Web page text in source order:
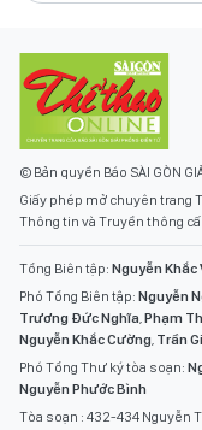
© Bản quyền Báo SÀI GÒN
Giấy phép mở chuyên trang
Thông tin và Truyền thông
Tổng Biên tập: Nguyễn Khắc
Phó Tổng Biên tập: Nguyễn
Trương Đức Nghĩa,Phạm
Nguyễn Khắc Cường, Trần
Phó Tổng Thư ký tòa soạn:
Nguyễn Phước Bình
Tòa soạn : 432-434 Nguyễn